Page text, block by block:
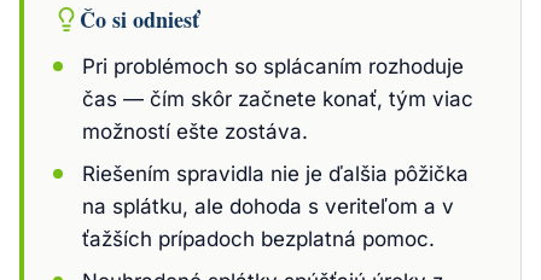
Čo si odniesť
Pri problémoch so splácaním rozhoduje
čas — čím skôr začnete konať, tým viac
možností ešte zostáva.
Riešením spravidla nie je ďalšia pôžička
na splátku, ale dohoda s veriteľom a v
ťažších prípadoch bezplatná pomoc.